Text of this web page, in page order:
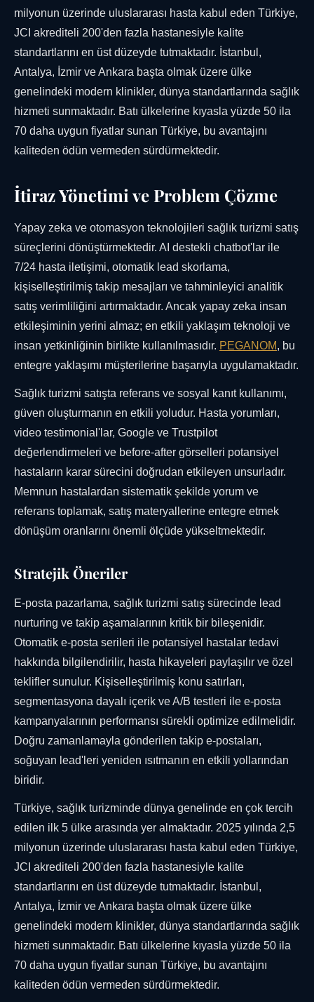
milyonun üzerinde uluslararası hasta kabul eden Türkiye,
JCI akrediteli 200'den fazla hastanesiyle kalite
standartlarını en üst düzeyde tutmaktadır. İstanbul,
Antalya, İzmir ve Ankara başta olmak üzere ülke
genelindeki modern klinikler, dünya standartlarında sağlık
hizmeti sunmaktadır. Batı ülkelerine kıyasla yüzde 50 ila
70 daha uygun fiyatlar sunan Türkiye, bu avantajını
kaliteden ödün vermeden sürdürmektedir.
İtiraz Yönetimi ve Problem Çözme
Yapay zeka ve otomasyon teknolojileri sağlık turizmi satış
süreçlerini dönüştürmektedir. AI destekli chatbot'lar ile
7/24 hasta iletişimi, otomatik lead skorlama,
kişiselleştirilmiş takip mesajları ve tahminleyici analitik
satış verimliliğini artırmaktadır. Ancak yapay zeka insan
etkileşiminin yerini almaz; en etkili yaklaşım teknoloji ve
insan yetkinliğinin birlikte kullanılmasıdır. PEGANOM, bu
entegre yaklaşımı müşterilerine başarıyla uygulamaktadır.
Sağlık turizmi satışta referans ve sosyal kanıt kullanımı,
güven oluşturmanın en etkili yoludur. Hasta yorumları,
video testimonial'lar, Google ve Trustpilot
değerlendirmeleri ve before-after görselleri potansiyel
hastaların karar sürecini doğrudan etkileyen unsurladır.
Memnun hastalardan sistematik şekilde yorum ve
referans toplamak, satış materyallerine entegre etmek
dönüşüm oranlarını önemli ölçüde yükseltmektedir.
Stratejik Öneriler
E-posta pazarlama, sağlık turizmi satış sürecinde lead
nurturing ve takip aşamalarının kritik bir bileşenidir.
Otomatik e-posta serileri ile potansiyel hastalar tedavi
hakkında bilgilendirilir, hasta hikayeleri paylaşılır ve özel
teklifler sunulur. Kişiselleştirilmiş konu satırları,
segmentasyona dayalı içerik ve A/B testleri ile e-posta
kampanyalarının performansı sürekli optimize edilmelidir.
Doğru zamanlamayla gönderilen takip e-postaları,
soğuyan lead'leri yeniden ısıtmanın en etkili yollarından
biridir.
Türkiye, sağlık turizminde dünya genelinde en çok tercih
edilen ilk 5 ülke arasında yer almaktadır. 2025 yılında 2,5
milyonun üzerinde uluslararası hasta kabul eden Türkiye,
JCI akrediteli 200'den fazla hastanesiyle kalite
standartlarını en üst düzeyde tutmaktadır. İstanbul,
Antalya, İzmir ve Ankara başta olmak üzere ülke
genelindeki modern klinikler, dünya standartlarında sağlık
hizmeti sunmaktadır. Batı ülkelerine kıyasla yüzde 50 ila
70 daha uygun fiyatlar sunan Türkiye, bu avantajını
kaliteden ödün vermeden sürdürmektedir.